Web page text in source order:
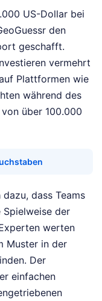
US-Dollar bei
den
geschafft.
vermehrt
Plattformen wie
während des
über 100.000
dass Teams
Spielweise der
werten
Muster in der
Der
einfachen